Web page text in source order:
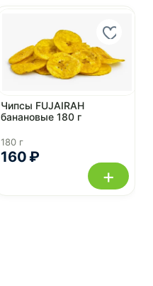
160 ₽
Чипсы FUJAIRAH
банановые 180 г
180 г
+